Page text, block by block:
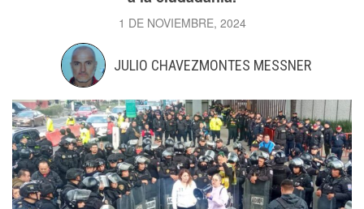
1 DE NOVIEMBRE, 2024
JULIO CHAVEZMONTES MESSNER